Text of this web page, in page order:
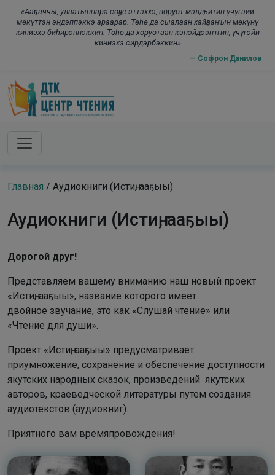
«Ааҕааччы, улаатыннара соҕус эттэххэ, норуот мэлдьитин үчүгэйи
мөкүттэн эндэппэккэ араарар. Төһө да сыалаан хайҕааҥын мөкүнү
киниэхэ биһирэппэккин. Төһө да хоруотаан кэнэйдээҥҥин, үчүгэйи
киниэхэ сирдэрбэккин»
— Софрон Данилов
Skip to main content
Главная / Аудиокниги (Истиҥ, ааҕыы)
Аудиокниги (Истиҥ, ааҕыы)
Дорогой друг!
Представляем вашему вниманию наш новый проект
«Истиҥ, ааҕыы», название которого имеет
двойное звучание, это как «Слушай чтение» или
«Чтение для души».
Проект «Истиҥ, ааҕыы» предусматривает
приумножение, сохранение и обеспечение доступности
якутских народных сказок, произведений якутских
авторов, краеведческой литературы путем создания
аудиотекстов (аудиокниг).
Приятного вам времяпровождения!